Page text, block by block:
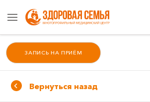
ЗАПИСЬ НА ПРИЁМ
Вернуться назад